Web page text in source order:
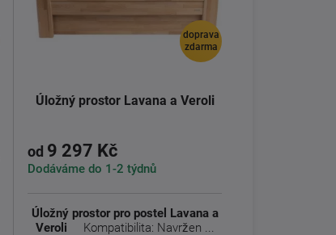
doprava
zdarma
Úložný prostor Lavana a Veroli
od 9 297 Kč
Dodáváme do 1-2 týdnů
Úložný prostor pro postel Lavana a
Veroli
Kompatibilita: Navržen ...